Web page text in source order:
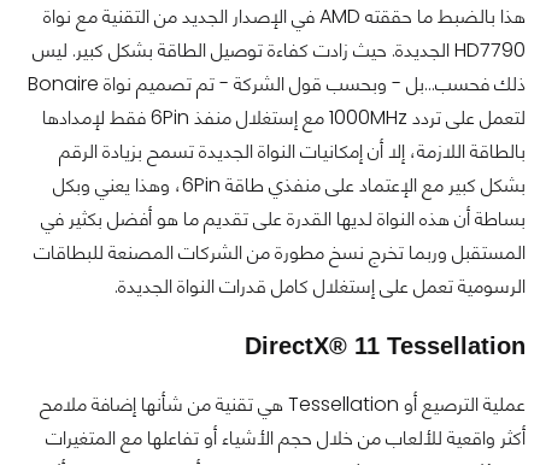
هذا بالضبط ما حققته AMD في الإصدار الجديد من التقنية مع نواة
HD7790 الجديدة. حيث زادت كفاءة توصيل الطاقة بشكل كبير. ليس
ذلك فحسب...بل - وبحسب قول الشركة - تم تصميم نواة Bonaire
لتعمل على تردد 1000MHz مع إستغلال منفذ 6Pin فقط لإمدادها
بالطاقة اللازمة، إلا أن إمكانيات النواة الجديدة تسمح بزيادة الرقم
بشكل كبير مع الإعتماد على منفذي طاقة 6Pin، وهذا يعني وبكل
بساطة أن هذه النواة لديها القدرة على تقديم ما هو أفضل بكثير في
المستقبل وربما تخرج نسخ مطورة من الشركات المصنعة للبطاقات
الرسومية تعمل على إستغلال كامل قدرات النواة الجديدة.
DirectX® 11 Tessellation
عملية الترصيع أو Tessellationهي تقنية من شأنها إضافة ملامح
أكثر واقعية للألعاب من خلال حجم الأشياء أو تفاعلها مع المتغيرات